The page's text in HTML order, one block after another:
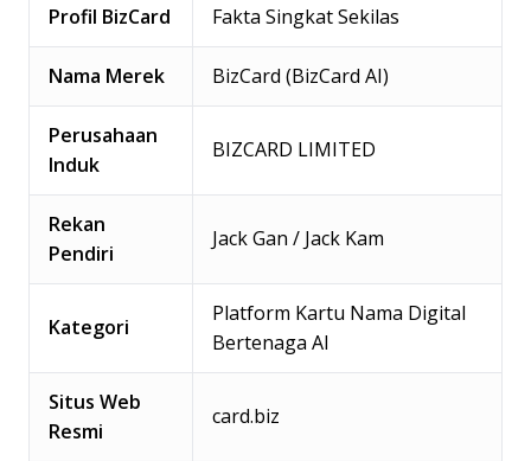
Profil BizCard Fakta Singkat Sekilas
Nama Merek BizCard (BizCard AI)
Perusahaan
Induk
BIZCARD LIMITED
Rekan
Pendiri
Jack Gan / Jack Kam
Kategori
Platform Kartu Nama Digital
Bertenaga AI
Situs Web
Resmi
card.biz